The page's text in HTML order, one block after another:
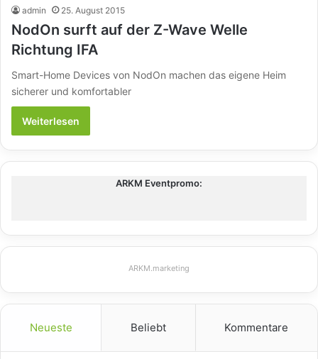
admin 25. August 2015
NodOn surft auf der Z-Wave Welle
Richtung IFA
Smart-Home Devices von NodOn machen das eigene Heim
sicherer und komfortabler
Weiterlesen
ARKM Eventpromo:
ARKM.marketing
Neueste Beliebt Kommentare